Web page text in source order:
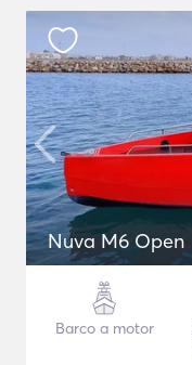
Nuva M6 Open
Barco a motor